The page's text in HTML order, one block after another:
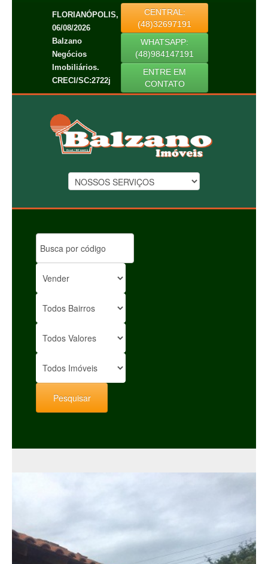
FLORIANÓPOLIS,
06/08/2026
Balzano
Negócios
Imobiliários.
CRECI/SC:2722j
CENTRAL:
(48)32697191
WHATSAPP:
(48)984147191
ENTRE EM
CONTATO